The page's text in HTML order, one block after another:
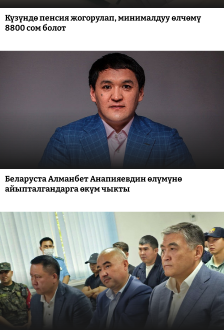
Күзүндө пенсия жогорулап, минималдуу өлчөмү
8800 сом болот
Беларуста Алманбет Анапияевдин өлүмүнө
айыпталгандарга өкүм чыкты